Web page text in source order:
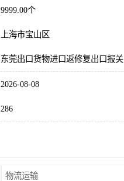
9999.00个
上海市宝山区
东莞出口货物进口返修复出口报关
2026-08-08
286
物流运输